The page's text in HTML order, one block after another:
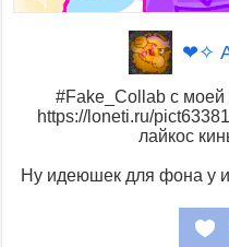
❤✧
#Fake_Collab с
https://loneti.ru/
лайкос
Ну идеюшек для фона у